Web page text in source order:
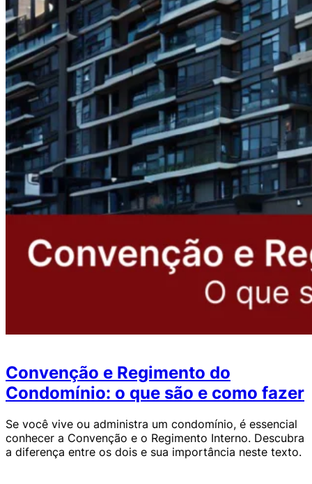
Convenção e Regimento do
Condomínio: o que são e como fazer
Se você vive ou administra um condomínio, é essencial
conhecer a Convenção e o Regimento Interno. Descubra
a diferença entre os dois e sua importância neste texto.